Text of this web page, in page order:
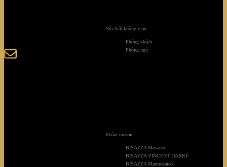
Nội thất không gian
Phòng khách
Phòng ngủ
Khảm mosaic
BISAZZA Mosaico
BISAZZA VINCENT DARRÉ
BISAZZA Marmosaico